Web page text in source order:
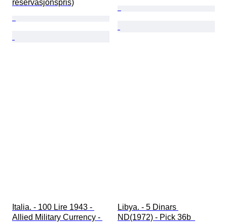
reservasjonspris)
Italia. - 100 Lire 1943 -
Allied Military Currency -
Libya. - 5 Dinars
ND(1972) - Pick 36b